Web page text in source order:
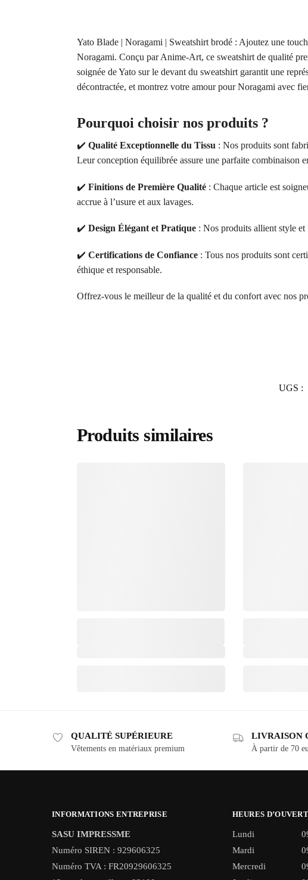
Yato Blade | Noragami | Sweatshirt brodé : Ajoutez une
Noragami. Conçu par Anime-Art, ce sweatshirt de qualité
soignée de Yato sur le devant du sweatshirt garantit une
décontractée, et montrez votre amour pour Noragami avec
Pourquoi choisir nos produits ?
✔️ Qualité Exceptionnelle du Tissu : Nos produits sont
Leur conception équilibrée assure une parfaite combinaison
✔️ Finitions de Première Qualité: Chaque article est
accrue à l’usure et aux lavages.
✔️ Design Élégant et Pratique: Nos produits allient style et
✔️ Certifications de Confiance: Tous nos produits sont
éthique et responsable.
Offrez-vous le meilleur de la qualité et du confort avec nos
UGS :
Produits similaires
QUALITÉ SUPÉRIEURE
Vêtements en matériaux premium
LIVRAISON
À partir de 70
INFORMATIONS ENTREPRISE
SASU IMPRESSME
Numéro SIREN : 929606325
Numéro TVA : FR20929606325
HEURES
Lundi
Mardi
Mercredi